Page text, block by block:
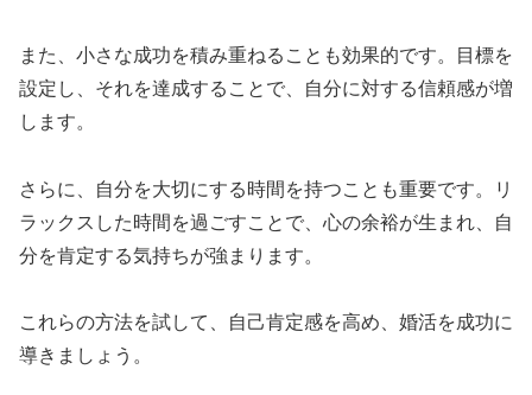
また、小さな成功を積み重ねることも効果的です。目標を
設定し、それを達成することで、自分に対する信頼感が増
します。
さらに、自分を大切にする時間を持つことも重要です。リ
ラックスした時間を過ごすことで、心の余裕が生まれ、自
分を肯定する気持ちが強まります。
これらの方法を試して、自己肯定感を高め、婚活を成功に
導きましょう。